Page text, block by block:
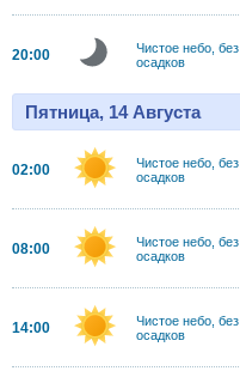
20:00
Чистое небо, без
осадков
Пятница, 14 Августа
02:00
Чистое небо, без
осадков
08:00
Чистое небо, без
осадков
14:00
Чистое небо, без
осадков